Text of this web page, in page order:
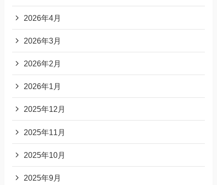
2026年4月
2026年3月
2026年2月
2026年1月
2025年12月
2025年11月
2025年10月
2025年9月